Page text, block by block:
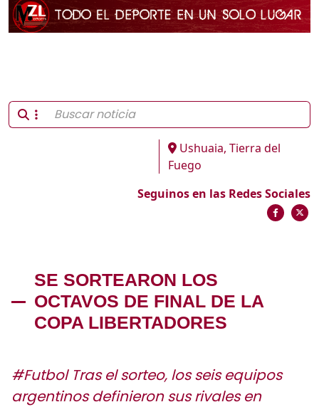
Ushuaia, Tierra del
Fuego
Seguinos en las Redes Sociales
SE SORTEARON LOS
OCTAVOS DE FINAL DE LA
COPA LIBERTADORES
#Futbol Tras el sorteo, los seis equipos
argentinos definieron sus rivales en